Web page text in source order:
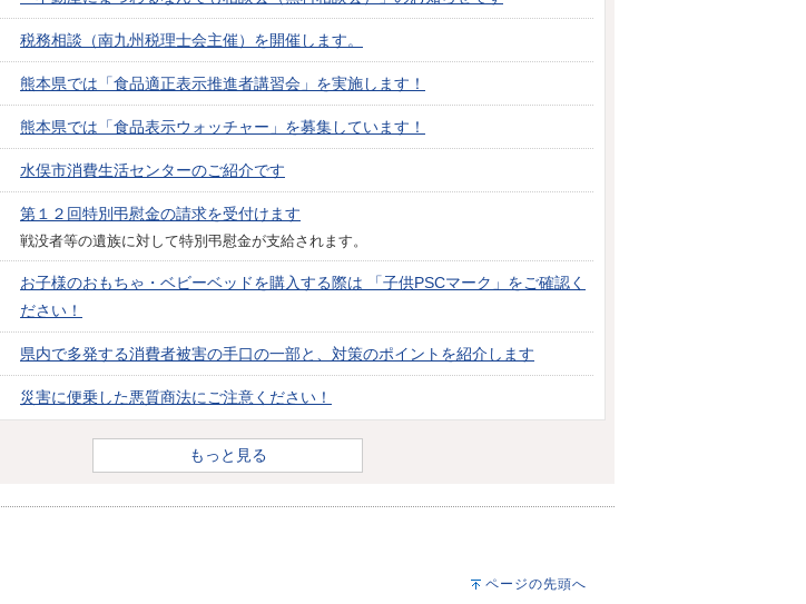
税務相談（南九州税理士会主催）を開催します。
熊本県では「食品適正表示推進者講習会」を実施します！
熊本県では「食品表示ウォッチャー」を募集しています！
水俣市消費生活センターのご紹介です
第１２回特別弔慰金の請求を受付けます
戦没者等の遺族に対して特別弔慰金が支給されます。
お子様のおもちゃ・ベビーベッドを購入する際は 「子供PSCマーク」をご確認く
ださい！
県内で多発する消費者被害の手口の一部と、対策のポイントを紹介します
災害に便乗した悪質商法にご注意ください！
もっと見る
ページの先頭へ